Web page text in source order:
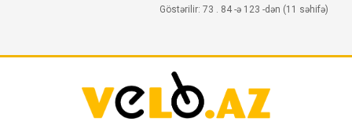
Göstərilir: 73 . 84 -ə 123 -dən (11 səhifə)